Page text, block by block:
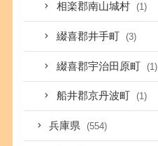
相楽郡南山城村 (1)
綴喜郡井手町 (3)
綴喜郡宇治田原町 (1)
船井郡京丹波町 (1)
兵庫県 (554)